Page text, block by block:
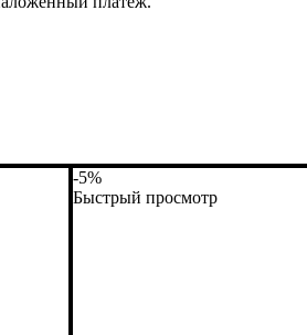
-5%
Быстрый просмотр